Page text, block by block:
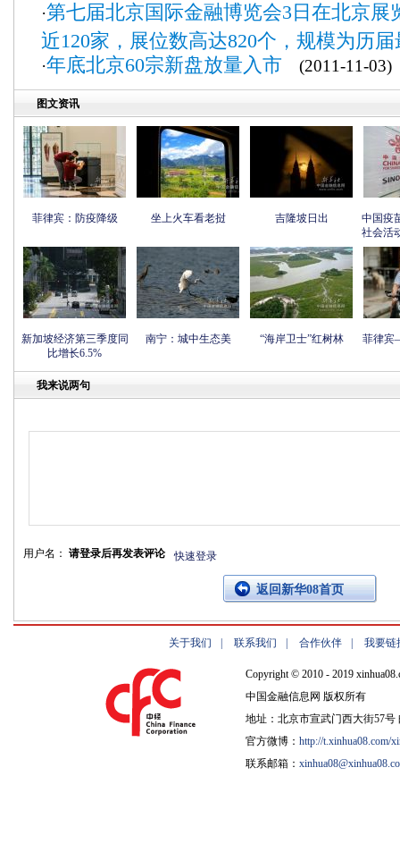
·第七届北京国际金融博览会3日在北京展
近120家，展位数高达820个，规模为历届
·年底北京60宗新盘放量入市 (2011-11-03)
图文资讯
菲律宾：防疫降级 坐上火车看老挝 吉隆坡日出
中国疫
社会活
新加坡经济第三季度同
比增长6.5%
南宁：城中生态美 “海岸卫士”红树林 菲律宾
我来说两句
用户名： 请登录后再发表评论 快速登录
返回新华08首页
关于我们 联系我们 合作伙伴 我要链
Copyright © 2010 - 2019
中国金融信息网 版权所有
地址：北京市宣武门西大街57号
官方微博： http://t.xinhua08.com/
联系邮箱：